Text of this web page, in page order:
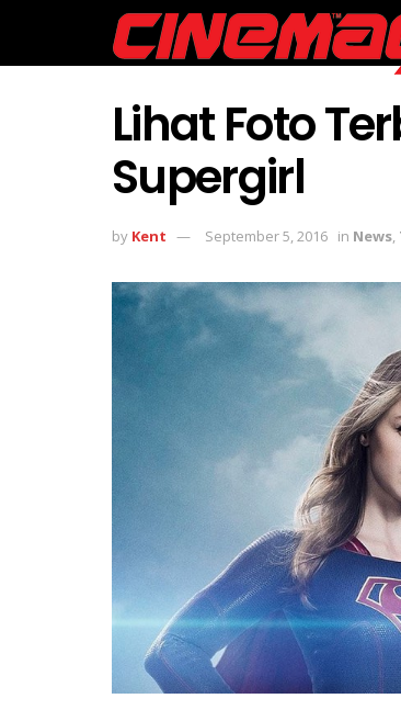
Lihat Foto
Supergirl
by Kent September 5, 2016 in News,